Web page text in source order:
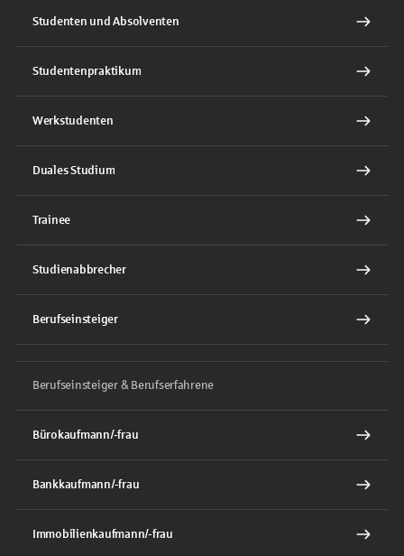
Studenten und Absolventen
Studentenpraktikum
Werkstudenten
Duales Studium
Trainee
Studienabbrecher
Berufseinsteiger
Berufseinsteiger & Berufserfahrene
Bürokaufmann/-frau
Bankkaufmann/-frau
Immobilienkaufmann/-frau